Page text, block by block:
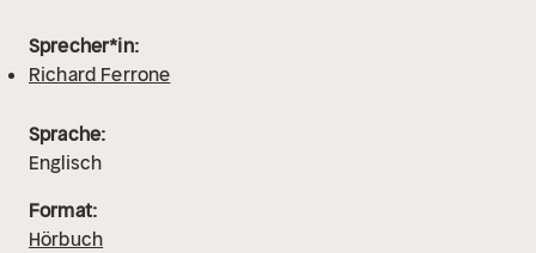
Sprecher*in:
Richard Ferrone
Sprache:
Englisch
Format:
Hörbuch